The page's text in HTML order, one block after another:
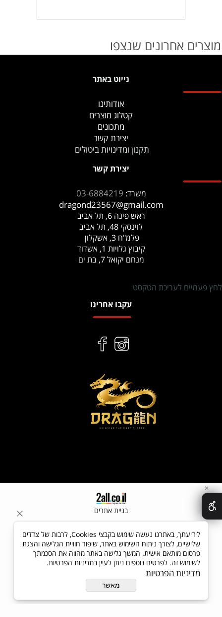
מוצרים אחרונים שנצפו
נייוט באתר
אודותינו
קטלוג מוצרים
מתכונים
יצירת קשר
תקנון ומדינויות ביטולים
יצירת קשר
משרד: 03-6884219
dragond23567@gmail.com
ראש פינה 6, תל אביב
לוינסקי 48, תל אביב
פלמ"ח 3, אשקלון
קיבוץ גלויות 1, אשדוד
מנחם יקואל 7, בת ים
לחץ פעמיים לעריכת הטקסט
עקבו אחרינו
בניית אתרים
✕
לידיעתך, באתרנו נעשה שימוש בקבצי Cookies, לרבות של צדדים
שלישיים, לצורך ניתוח השימוש באתר, שיפור חוויית הגלישה והצגת
פרסום מותאם אישית. המשך גלישה באתר מהווה את הסכמתך
לשימוש זה. לפרטים נוספים ניתן לעיין במדיניות הפרטיות.
מדיניות הפרטיות
מאשר